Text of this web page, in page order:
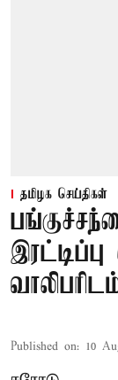
தமிழக செய்திகள்
Published on: 10